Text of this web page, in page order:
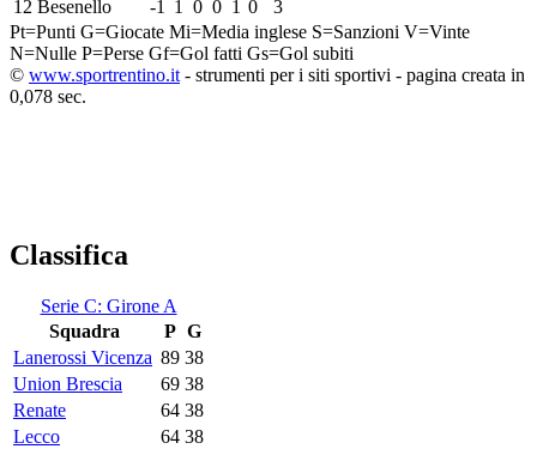
12 Besenello -1 1 0 0 1 0
3
Pt=Punti G=Giocate Mi=Media inglese S=Sanzioni V=Vinte
N=Nulle P=Perse Gf=Gol fatti Gs=Gol subiti
© www.sportrentino.it - strumenti per i siti sportivi - pagina creata in
0,078 sec.
Classifica
Serie C: Girone A
Squadra
P G
Lanerossi Vicenza 89 38
Union Brescia
69 38
Renate
64 38
Lecco
64 38